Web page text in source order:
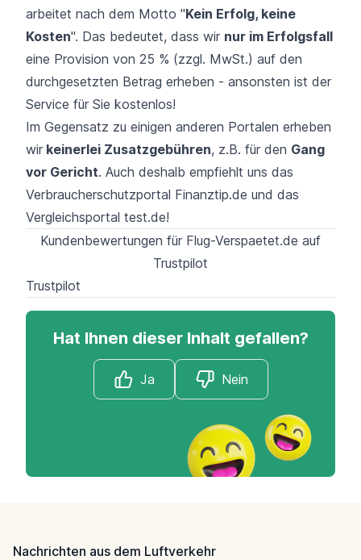
arbeitet nach dem Motto "Kein Erfolg, keine
Kosten". Das bedeutet, dass wir nur im Erfolgsfall
eine Provision von 25 % (zzgl. MwSt.) auf den
durchgesetzten Betrag erheben - ansonsten ist der
Service für Sie kostenlos!
Im Gegensatz zu einigen anderen Portalen erheben
wir keinerlei Zusatzgebühren, z.B. für den Gang
vor Gericht. Auch deshalb empfiehlt uns das
Verbraucherschutzportal Finanztip.de und das
Vergleichsportal test.de!
Kundenbewertungen für Flug-Verspaetet.de auf
Trustpilot
Trustpilot
Hat Ihnen dieser Inhalt gefallen?
Ja Nein
Nachrichten aus dem Luftverkehr